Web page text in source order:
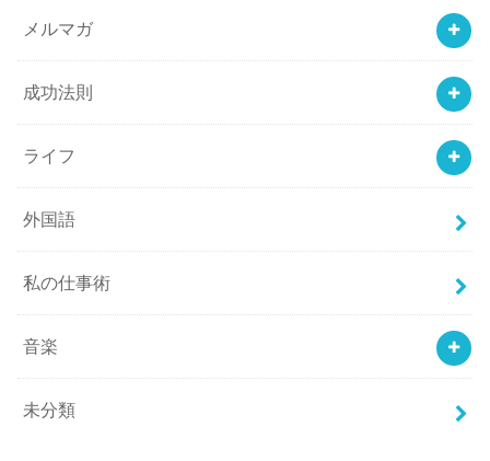
メルマガ
成功法則
ライフ
外国語
私の仕事術
音楽
未分類